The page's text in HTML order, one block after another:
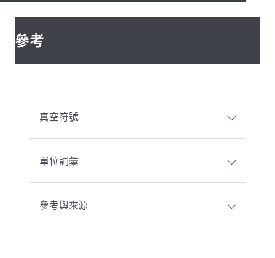
參考
真空符號
單位詞彙
參考與來源